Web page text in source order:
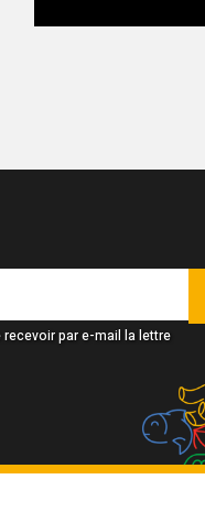
par e-mail la lettre